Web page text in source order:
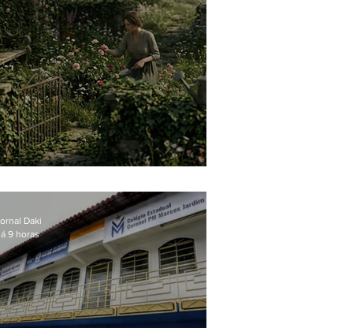
Daki
9 horas